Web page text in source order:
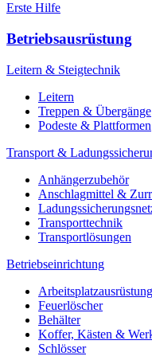
Erste Hilfe
Betriebsausrüstung
Leitern & Steigtechnik
Leitern
Treppen & Übergänge
Podeste & Plattformen
Transport &
Anhängerzubehör
Anschlagmittel &
Transporttechnik
Transportlösungen
Betriebseinrichtung
Arbeitsplatzausrüstung
Feuerlöscher
Behälter
Koffer, Kästen &
Schlösser